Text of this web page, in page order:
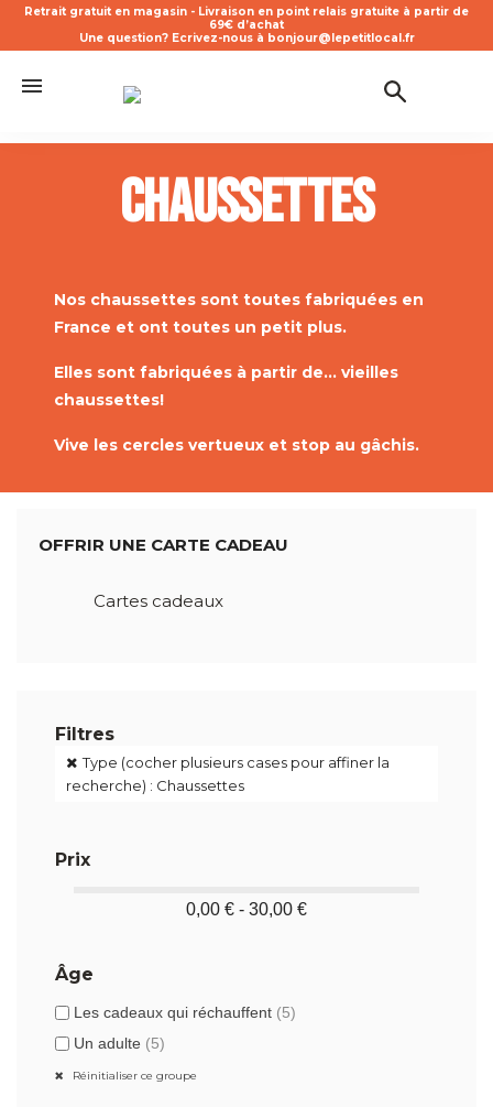
Retrait gratuit en magasin - Livraison en point relais gratuite à partir de
69€ d’achat
Une question? Ecrivez-nous à bonjour@lepetitlocal.fr
Chaussettes
Nos chaussettes sont toutes fabriquées en
France et ont toutes un petit plus.
Elles sont fabriquées à partir de... vieilles
chaussettes!
Vive les cercles vertueux et stop au gâchis.
OFFRIR UNE CARTE CADEAU
Cartes cadeaux
Filtres
Type (cocher plusieurs cases pour affiner la
recherche) : Chaussettes
Prix
0,00 € - 30,00 €
Âge
Les cadeaux qui réchauffent (5)
Un adulte (5)
Réinitialiser ce groupe